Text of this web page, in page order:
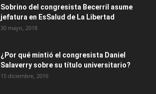
Sobrino del congresista Becerril asume
jefatura en EsSalud de La Libertad
30 mayo, 2018
¿Por qué mintió el congresista Daniel
Salaverry sobre su título universitario?
15 diciembre, 2016